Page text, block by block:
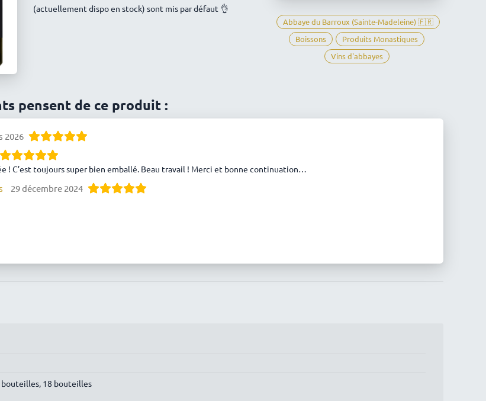
(actuellement dispo en stock) sont mis par défaut 👌
+
Lux)
-
Abbaye
Sainte-
Abbaye du Barroux (Sainte-Madeleine) 🇫🇷
Boissons
Produits Monastiques
Vins d'abbayes
pensent de ce produit :
2026
! C’est toujours super bien emballé. Beau travail ! Merci et bonne continuation
29 décembre 2024
18 bouteilles